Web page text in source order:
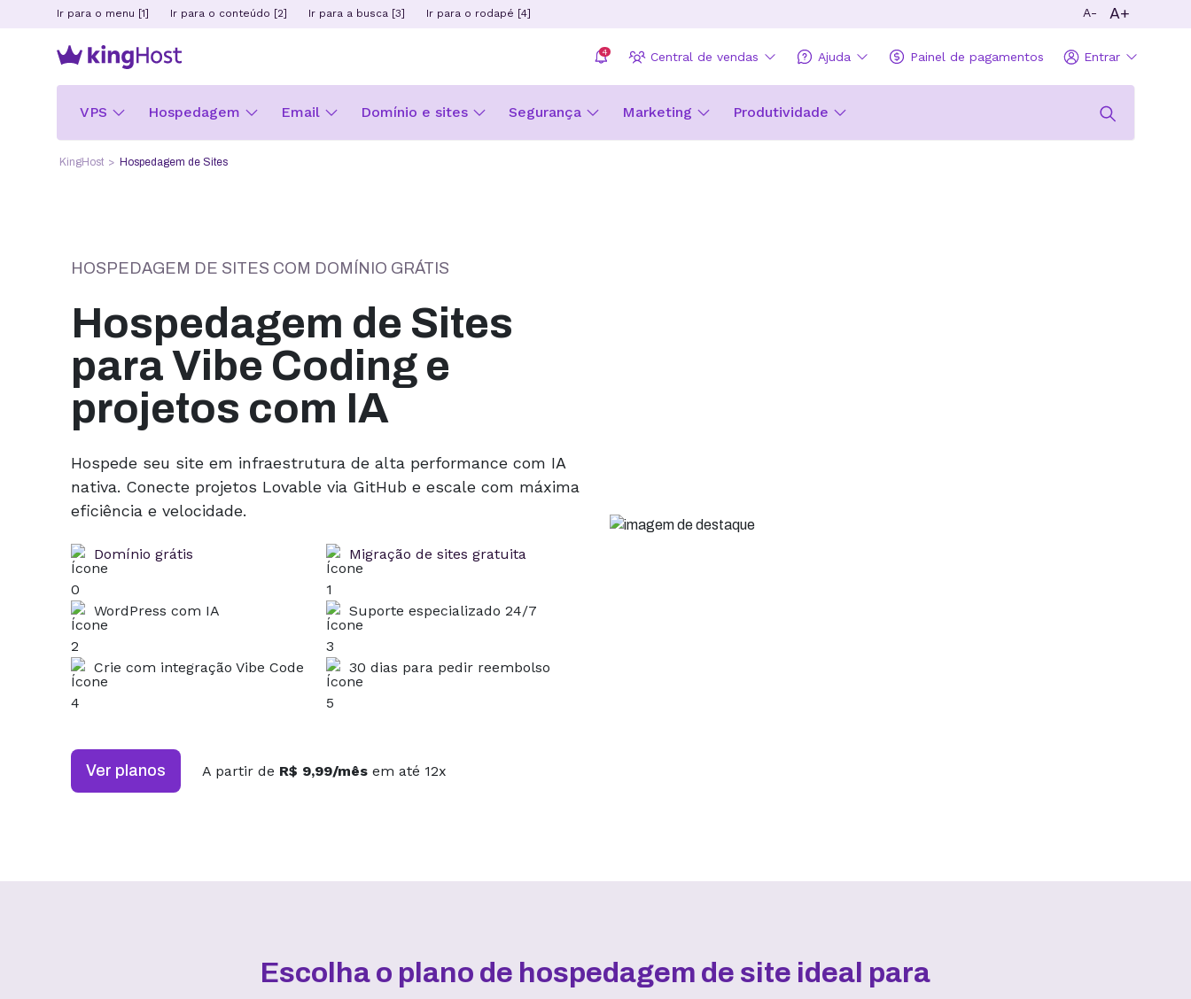
Ir para o menu [1] Ir para o conteúdo [2] Ir para a busca [3] Ir para o rodapé [4] A- A+
4 Central de vendas Ajuda Painel de pagamentos Entrar
VPS Hospedagem Email Domínio e sites Segurança Marketing Produtividade
KingHost Hospedagem de Sites
HOSPEDAGEM DE SITES COM DOMÍNIO GRÁTIS
Hospedagem de Sites
para Vibe Coding e
projetos com IA
Hospede seu site em infraestrutura de alta performance com IA
nativa. Conecte projetos Lovable via GitHub e escale com máxima
eficiência e velocidade.
Domínio grátis Migração de sites gratuita
WordPress com IA Suporte especializado 24/7
Crie com integração Vibe Code 30 dias para pedir reembolso
Ver planos A partir de R$ 9,99/mês em até 12x
Escolha o plano de hospedagem de site ideal para